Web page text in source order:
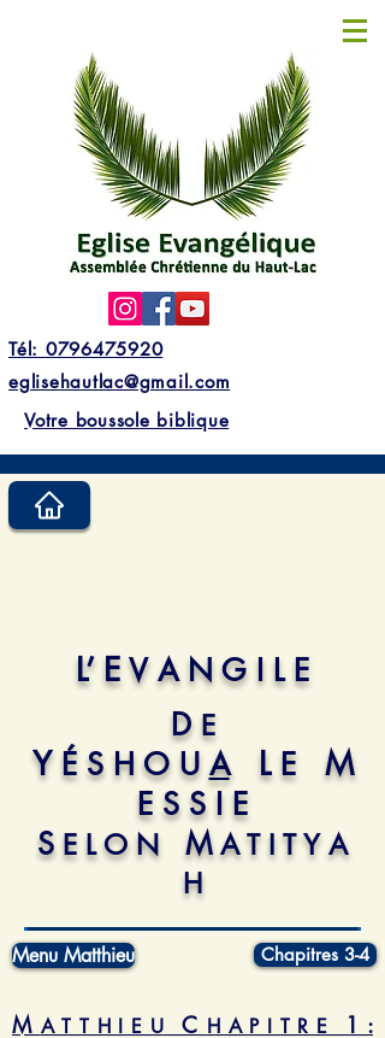
Tél: 0796475920
eglisehautlac@gmail.com
Votre boussole biblique
L’ E V A N G I L E
D E
Y É S H O U A LE M
E S S I E
SE L O N MA T I T Y A
H
Menu Matthieu Chapitres 3-4
M A T T H I E UC H A P I T R E1 :